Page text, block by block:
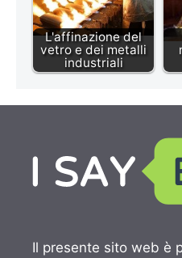
L'affinazione del
vetro e dei metalli
industriali
Il presente sito web è